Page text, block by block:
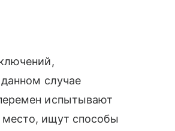
случае
испытывают
место, ищут способы